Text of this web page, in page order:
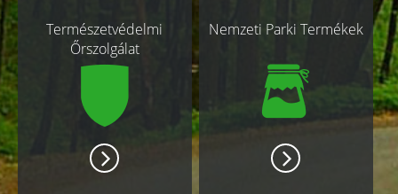
Természetvédelmi
Őrszolgálat
Nemzeti Parki Termékek